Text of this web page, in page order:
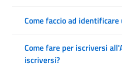
Come faccio ad
Come fare per iscriversi
iscriversi?